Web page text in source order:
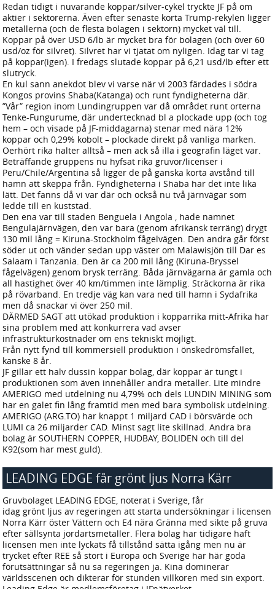
Redan tidigt i nuvarande koppar/silver-cykel tryckte JF på om
aktier i sektorerna. Även efter senaste korta Trump-rekylen ligger
metallerna (och de flesta bolagen i sektorn) mycket väl till.
Koppar på över USD 6/lb är mycket bra för bolagen (och över 60
usd/oz för silvret). Silvret har vi tjatat om nyligen. Idag tar vi tag
på koppar(igen). I fredags slutade koppar på 6,21 usd/lb efter ett
slutryck.
En kul sann anekdot blev vi varse när vi 2003 färdades i södra
Kongos provins Shaba(Katanga) och runt fyndigheterna där.
”Vår” region inom Lundingruppen var då området runt orterna
Tenke-Fungurume, där undertecknad bl a plockade upp (och tog
hem – och visade på JF-middagarna) stenar med nära 12%
koppar och 0,29% kobolt – plockade direkt på vanliga marken.
Oerhört rika halter alltså – men ack så illa i geografin läget var.
Beträffande gruppens nu hyfsat rika gruvor/licenser i
Peru/Chile/Argentina så ligger de på ganska korta avstånd till
hamn att skeppa från. Fyndigheterna i Shaba har det inte lika
lätt. Det fanns då vi var där och också nu två järnvägar som
ledde till en kuststad.
Den ena var till staden Benguela i Angola , hade namnet
Bengulajärnvägen, den var bara (genom afrikansk terräng) drygt
130 mil lång = Kiruna-Stockholm fågelvägen. Den andra går först
söder ut och vänder sedan upp väster om Malawisjön till Dar es
Salaam i Tanzania. Den är ca 200 mil lång (Kiruna-Bryssel
fågelvägen) genom brysk terräng. Båda järnvägarna är gamla och
all hastighet över 40 km/timmen inte lämplig. Sträckorna är rika
på rövarband. En tredje väg kan vara ned till hamn i Sydafrika
men då snackar vi över 250 mil.
DÄRMED SAGT att utökad produktion i kopparrika mitt-Afrika har
sina problem med att konkurrera vad avser
infrastrukturkostnader om ens tekniskt möjligt.
Från nytt fynd till kommersiell produktion i önskedrömsfallet,
kanske 8 år.
JF gillar ett halv dussin koppar bolag, där koppar är tungt i
produktionen som även innehåller andra metaller. Lite mindre
AMERIGO med utdelning nu 4,79% och dels LUNDIN MINING som
har en galet fin lång framtid men med bara symbolisk utdelning.
AMERIGO (ARG.TO) har knappt 1 miljard CAD i börsvärde och
LUMI ca 26 miljarder CAD. Minst sagt lite skillnad. Andra bra
bolag är SOUTHERN COPPER, HUDBAY, BOLIDEN och till del
K92(som har mest guld).
LEADING EDGE får grönt ljus Norra Kärr
Gruvbolaget LEADING EDGE, noterat i Sverige, får
idag grönt ljus av regeringen att starta undersökningar i licensen
Norra Kärr öster Vättern och E4 nära Gränna med sikte på gruva
efter sällsynta jordartsmetaller. Flera bolag har tidigare haft
licensen men inte lyckats få tillstånd sätta igång men nu är
trycket efter REE så stort i Europa och Sverige har här goda
förutsättningar så nu sa regeringen ja. Kina dominerar
världsscenen och dikterar för stunden villkoren med sin export.